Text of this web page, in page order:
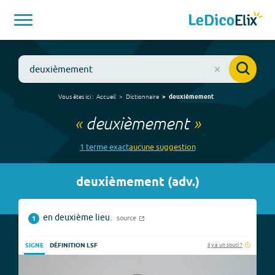
Vous êtes ici : Accueil Dictionnaire deuxièmement
« deuxièmement»
1 termeexactaucunesuggestion
deuxièmement(adv.)
1 en deuxième lieu. source
SIGNE DÉFINITION LSF Il y a un souci ?